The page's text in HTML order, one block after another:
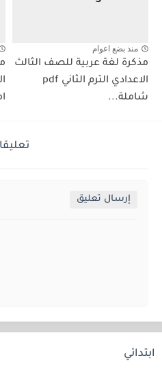
منذ بضع اعوام
مذكرة لغة عربية للصف الثالث
الاعدادي الترم الثاني pdf
شاملة...
إرسال تعليق
ابتدائي